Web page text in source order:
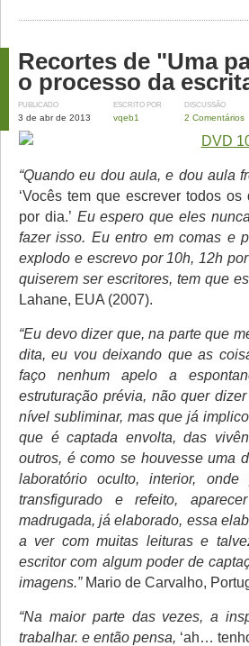
Recortes de "Uma
o processo da
PUBLICADO
3 de abr de 2013
ESCRITO POR
vqeb1
DISCUSSÃO
2 Comentários
“Quando eu dou aula, e dou aula
‘Vocês tem que escrever todos
por dia.’ Eu espero que eles
fazer isso. Eu entro em comas e
explodo e escrevo por 10h, 12h
quiserem ser escritores, tem que
Lahane, EUA (2007).
“Eu devo dizer que, na parte que
dita, eu vou deixando que as
faço nenhum apelo a
estruturação prévia, não quer
nível subliminar, mas que já
que é captada envolta, das
outros, é como se houvesse uma
laboratório oculto, interior,
transfigurado e refeito,
madrugada, já elaborado, essa
a ver com muitas leituras e
escritor com algum poder de
imagens.”Mario de Carvalho,
“Na maior parte das vezes, a
trabalhar. e então pensa, ‘ah…